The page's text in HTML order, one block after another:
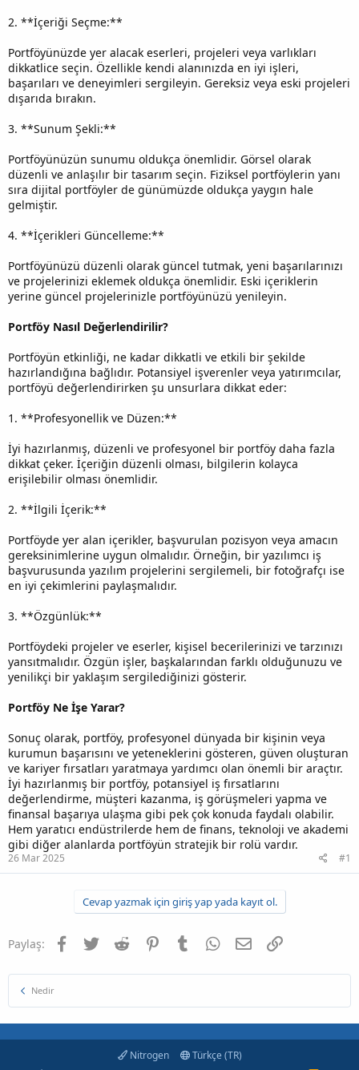
2. **İçeriği Seçme:**
Portföyünüzde yer alacak eserleri, projeleri veya varlıkları
dikkatlice seçin. Özellikle kendi alanınızda en iyi işleri,
başarıları ve deneyimleri sergileyin. Gereksiz veya eski projeleri
dışarıda bırakın.
3. **Sunum Şekli:**
Portföyünüzün sunumu oldukça önemlidir. Görsel olarak
düzenli ve anlaşılır bir tasarım seçin. Fiziksel portföylerin yanı
sıra dijital portföyler de günümüzde oldukça yaygın hale
gelmiştir.
4. **İçerikleri Güncelleme:**
Portföyünüzü düzenli olarak güncel tutmak, yeni başarılarınızı
ve projelerinizi eklemek oldukça önemlidir. Eski içeriklerin
yerine güncel projelerinizle portföyünüzü yenileyin.
Portföy Nasıl Değerlendirilir?
Portföyün etkinliği, ne kadar dikkatli ve etkili bir şekilde
hazırlandığına bağlıdır. Potansiyel işverenler veya yatırımcılar,
portföyü değerlendirirken şu unsurlara dikkat eder:
1. **Profesyonellik ve Düzen:**
İyi hazırlanmış, düzenli ve profesyonel bir portföy daha fazla
dikkat çeker. İçeriğin düzenli olması, bilgilerin kolayca
erişilebilir olması önemlidir.
2. **İlgili İçerik:**
Portföyde yer alan içerikler, başvurulan pozisyon veya amacın
gereksinimlerine uygun olmalıdır. Örneğin, bir yazılımcı iş
başvurusunda yazılım projelerini sergilemeli, bir fotoğrafçı ise
en iyi çekimlerini paylaşmalıdır.
3. **Özgünlük:**
Portföydeki projeler ve eserler, kişisel becerilerinizi ve tarzınızı
yansıtmalıdır. Özgün işler, başkalarından farklı olduğunuzu ve
yenilikçi bir yaklaşım sergilediğinizi gösterir.
Portföy Ne İşe Yarar?
Sonuç olarak, portföy, profesyonel dünyada bir kişinin veya
kurumun başarısını ve yeteneklerini gösteren, güven oluşturan
ve kariyer fırsatları yaratmaya yardımcı olan önemli bir araçtır.
İyi hazırlanmış bir portföy, potansiyel iş fırsatlarını
değerlendirme, müşteri kazanma, iş görüşmeleri yapma ve
finansal başarıya ulaşma gibi pek çok konuda faydalı olabilir.
Hem yaratıcı endüstrilerde hem de finans, teknoloji ve akademi
gibi diğer alanlarda portföyün stratejik bir rolü vardır.
26 Mar 2025 #1
Cevap yazmak için giriş yap yada kayıt ol.
Paylaş: Facebook
TwitterReddit PinterestTumblrWhatsApp
E-postaLink
Nedir
Nitrogen
Türkçe (TR)